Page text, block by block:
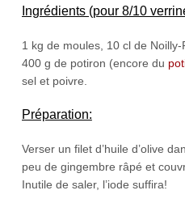
Ingrédients (pour 8/10
1 kg de moules, 10 cl de
400 g de potiron (encore du
sel et poivre.
Préparation:
Verser un filet d’huile d’olive
peu de gingembre râpé et
Inutile de saler, l’iode suffira!